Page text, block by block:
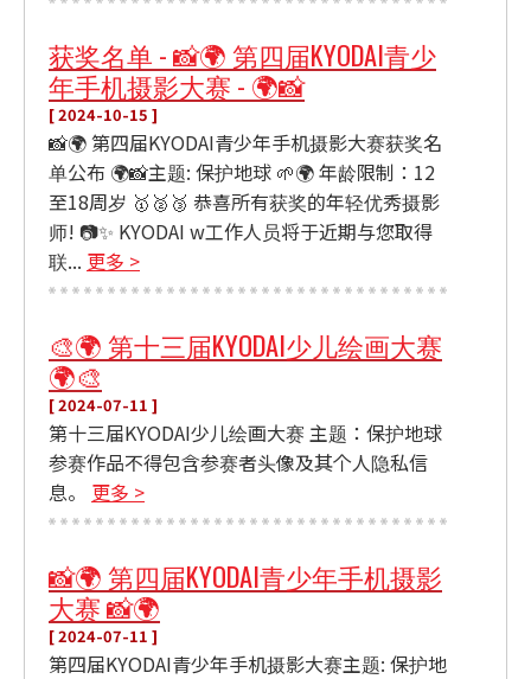
获奖名单 - 📸🌍 第四届KYODAI青少
年手机摄影大赛 - 🌍📸
[ 2024-10-15 ]
📸🌍 第四届KYODAI青少年手机摄影大赛获奖名
单公布 🌍📸主题: 保护地球 🌱🌍 年龄限制：12
至18周岁 🥇🥈🥉 恭喜所有获奖的年轻优秀摄影
师! 📷✨ KYODAI w工作人员将于近期与您取得
联... 更多 >
🎨🌍 第十三届KYODAI少儿绘画大赛
🌍🎨
[ 2024-07-11 ]
第十三届KYODAI少儿绘画大赛 主题：保护地球
参赛作品不得包含参赛者头像及其个人隐私信
息。 更多 >
📸🌍 第四届KYODAI青少年手机摄影
大赛 📸🌍
[ 2024-07-11 ]
第四届KYODAI青少年手机摄影大赛主题: 保护地